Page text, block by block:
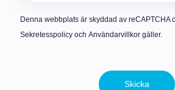
Denna webbplats är skyddad av reCAPTCHA
Sekretesspolicyoch Användarvillkorgäller.
Skicka